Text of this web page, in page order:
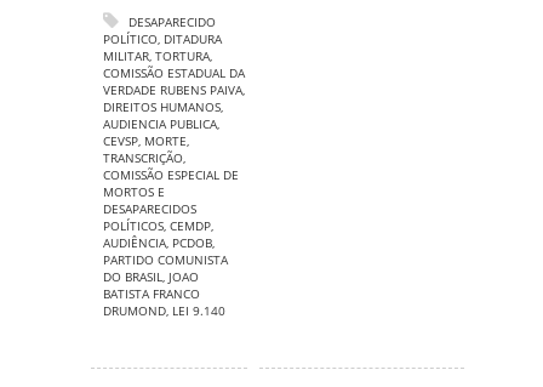
DESAPARECIDO
POLÍTICO, DITADURA
MILITAR, TORTURA,
COMISSÃO ESTADUAL DA
VERDADE RUBENS PAIVA,
DIREITOS HUMANOS,
AUDIENCIA PUBLICA,
CEVSP, MORTE,
TRANSCRIÇÃO,
COMISSÃO ESPECIAL DE
MORTOS E
DESAPARECIDOS
POLÍTICOS, CEMDP,
AUDIÊNCIA, PCDOB,
PARTIDO COMUNISTA
DO BRASIL, JOAO
BATISTA FRANCO
DRUMOND, LEI 9.140